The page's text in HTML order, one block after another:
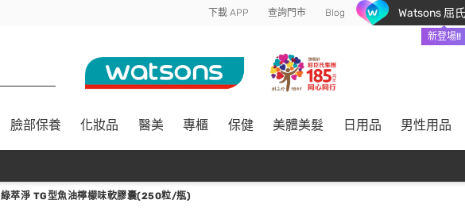
下載 APP 查詢門市 Blog Watsons 屈
新登場!!
臉部保養 化妝品 醫美 專櫃 保健 美體美髮 日用品 男性用品
綠萃淨 TG型魚油檸檬味軟膠囊(250粒/瓶)